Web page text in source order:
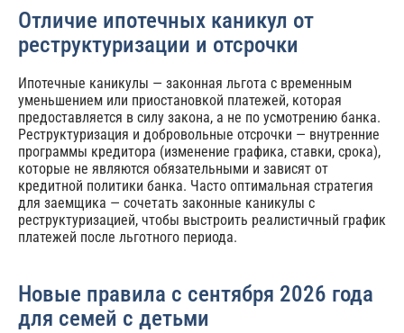
Отличие ипотечных каникул от
реструктуризации и отсрочки
Ипотечные каникулы — законная льгота с временным
уменьшением или приостановкой платежей, которая
предоставляется в силу закона, а не по усмотрению банка.
Реструктуризация и добровольные отсрочки — внутренние
программы кредитора (изменение графика, ставки, срока),
которые не являются обязательными и зависят от
кредитной политики банка. Часто оптимальная стратегия
для заемщика — сочетать законные каникулы с
реструктуризацией, чтобы выстроить реалистичный график
платежей после льготного периода.
Новые правила с сентября 2026 года
для семей с детьми